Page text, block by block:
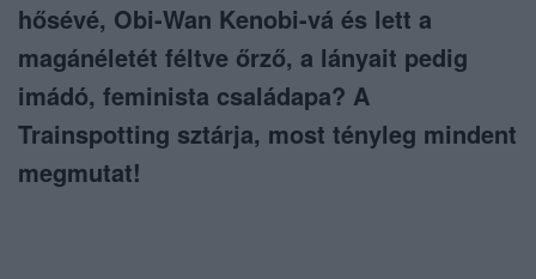
hősévé, Obi-Wan Kenobi-vá és lett a
magánéletét féltve őrző, a lányait pedig
imádó, feminista családapa? A
Trainspotting sztárja, most tényleg mindent
megmutat!